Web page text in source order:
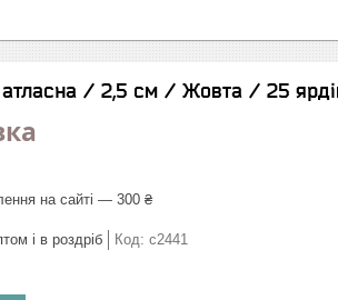
атласна / 2,5 см / Жовта / 25
на сайті — 300 ₴
і в роздріб Код: с2441